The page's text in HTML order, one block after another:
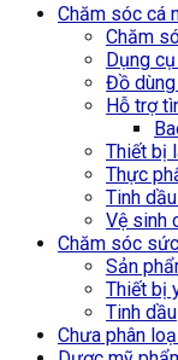
Chăm sóc cá
Chăm
Dụng
Đồ
Hỗ trợ
Thiết bị
Thực
Tinh
Vệ sinh
Chăm sóc
Sản
Thiết bị
Tinh dầu
Chưa phân